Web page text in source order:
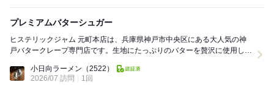
プレミアムバターシュガー
ヒステリックジャム 元町本店は、兵庫県神戸市中央区にある大人気の神
戸バタークレープ専門店です。生地にたっぷりのバターを贅沢に使用し、
小日向ラーメン （2522）
2026/07 訪問
1回